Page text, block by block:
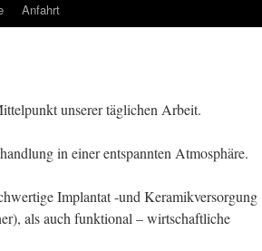
Anfahrt
unserer täglichen Arbeit.
in einer entspannten Atmosphäre.
Implantat -und Keramikversorgung
als auch funktional – wirtschaftliche